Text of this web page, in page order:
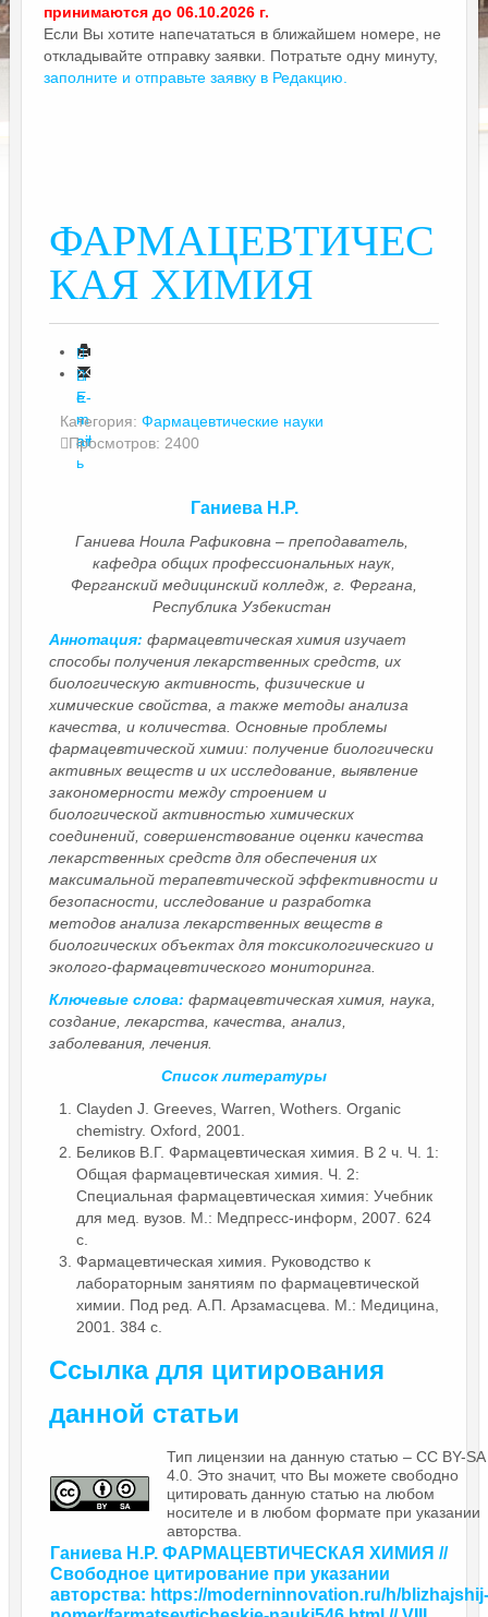
принимаются до 06.10.2026 г.
Если Вы хотите напечататься в ближайшем номере, не
откладывайте отправку заявки. Потратьте одну минуту,
заполните и отправьте заявку в Редакцию.
ФАРМАЦЕВТИЧЕС
КАЯ ХИМИЯ
П
е
ч
ат
ь
E-
m
ail
Категория: Фармацевтические науки
Просмотров: 2400
Ганиева Н.Р.
Ганиева Ноила Рафиковна – преподаватель,
кафедра общих профессиональных наук,
Ферганский медицинский колледж, г. Фергана,
Республика Узбекистан
Аннотация: фармацевтическая химия изучает
способы получения лекарственных средств, их
биологическую активность, физические и
химические свойства, а также методы анализа
качества, и количества. Основные проблемы
фармацевтической химии: получение биологически
активных веществ и их исследование, выявление
закономерности между строением и
биологической активностью химических
соединений, совершенствование оценки качества
лекарственных средств для обеспечения их
максимальной терапевтической эффективности и
безопасности, исследование и разработка
методов анализа лекарственных веществ в
биологических объектах для токсикологическиго и
эколого-фармацевтического мониторинга.
Ключевые слова: фармацевтическая химия, наука,
создание, лекарства, качества, анализ,
заболевания, лечения.
Список литературы
Clayden J. Greeves, Warren, Wothers. Organic
chemistry. Oxford, 2001.
Беликов В.Г. Фармацевтическая химия. В 2 ч. Ч. 1:
Общая фармацевтическая химия. Ч. 2:
Специальная фармацевтическая химия: Учебник
для мед. вузов. М.: Медпресс-информ, 2007. 624
с.
Фармацевтическая химия. Руководство к
лабораторным занятиям по фармацевтической
химии. Под ред. А.П. Арзамасцева. М.: Медицина,
2001. 384 с.
Ссылка для цитирования
данной статьи
Тип лицензии на данную статью – CC BY-SA
4.0. Это значит, что Вы можете свободно
цитировать данную статью на любом
носителе и в любом формате при указании
авторства.
Ганиева Н.Р. ФАРМАЦЕВТИЧЕСКАЯ ХИМИЯ //
Свободное цитирование при указании
авторства: https://moderninnovation.ru/h/blizhajshij-